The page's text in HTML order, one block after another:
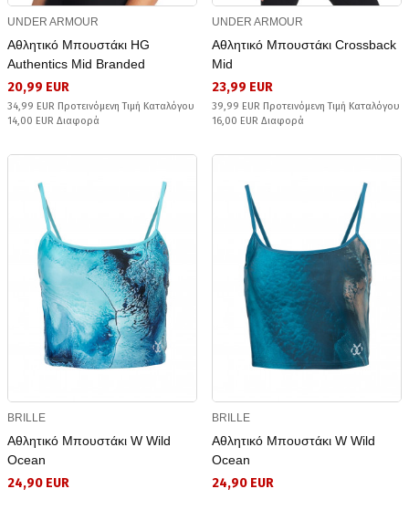
UNDER ARMOUR
Αθλητικό Μπουστάκι HG
Authentics Mid Branded
20,99 EUR
34,99 EUR Προτεινόμενη Τιμή Καταλόγου
14,00 EUR Διαφορά
UNDER ARMOUR
Αθλητικό Μπουστάκι Crossback
Mid
23,99 EUR
39,99 EUR Προτεινόμενη Τιμή Καταλόγου
16,00 EUR Διαφορά
BRILLE
Αθλητικό Μπουστάκι W Wild
Ocean
24,90 EUR
BRILLE
Αθλητικό Μπουστάκι W Wild
Ocean
24,90 EUR